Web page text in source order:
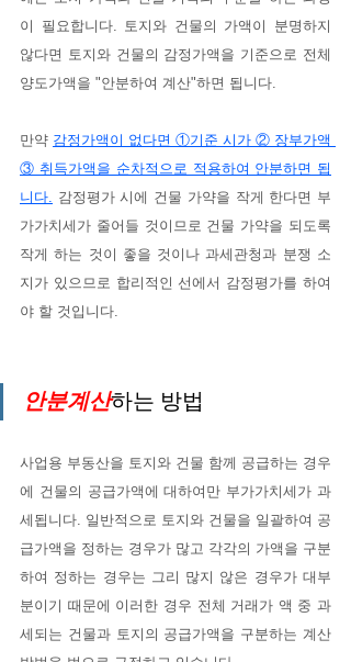
이 필요합니다. 토지와 건물의 가액이 분명하지
않다면 토지와 건물의 감정가액을 기준으로 전체
양도가액을 "안분하여 계산"하면 됩니다.
만약 감정가액이 없다면 ①기준 시가 ② 장부가액
③ 취득가액을 순차적으로 적용하여 안분하면 됩
니다. 감정평가 시에 건물 가약을 작게 한다면 부
가가치세가 줄어들 것이므로 건물 가약을 되도록
작게 하는 것이 좋을 것이나 과세관청과 분쟁 소
지가 있으므로 합리적인 선에서 감정평가를 하여
야 할 것입니다.
안분계산하는 방법
사업용 부동산을 토지와 건물 함께 공급하는 경우
에 건물의 공급가액에 대하여만 부가가치세가 과
세됩니다. 일반적으로 토지와 건물을 일괄하여 공
급가액을 정하는 경우가 많고 각각의 가액을 구분
하여 정하는 경우는 그리 많지 않은 경우가 대부
분이기 때문에 이러한 경우 전체 거래가 액 중 과
세되는 건물과 토지의 공급가액을 구분하는 계산